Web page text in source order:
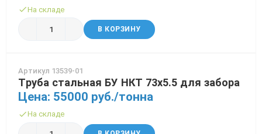
На складе
В КОРЗИНУ
Артикул 13539-01
Труба стальная БУ НКТ 73х5.5 для забора
Цена: 55000 руб./тонна
На складе
Труба спиралешовная
Труба восстановленная
Трубы в ВУС изоляции